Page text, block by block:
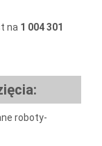
na 1 004 301
:
roboty-